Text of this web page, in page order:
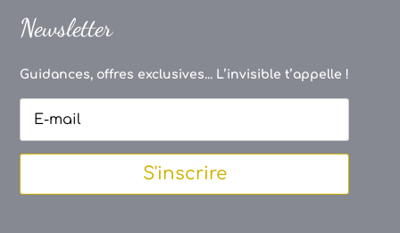
Newsletter
Guidances, offres exclusives... L’invisible t’appelle !
S'inscrire